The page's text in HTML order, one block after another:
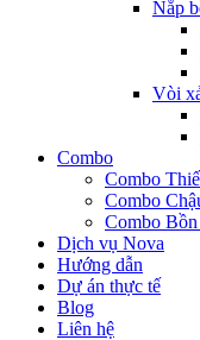
Nắp
Vòi
Combo
Combo
Combo
Combo Bồn
Dịch vụ Nova
Hướng dẫn
Dự án thực tế
Blog
Liên hệ